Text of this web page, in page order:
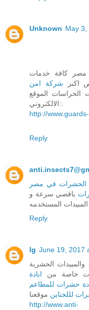
Unknown May 3,
كافة خدمات
اكبر شركة امن
الموقع
الالكتروني::
http://
Reply
الحشرات في مصر
باقصي سرعة و
المستخدمه
Reply
lg June 19, 2017
الحشرية
خاصة من ابادة
حشرات للمطاعم
لللجناين
http://www.anti-